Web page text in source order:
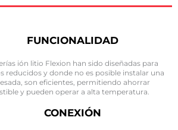
FUNCIONALIDAD
ión litio Flexion han sido diseñadas para
reducidos y donde no es posible instalar una
son eficientes, permitiendo ahorrar
y pueden operar a alta temperatura.
CONEXIÓN